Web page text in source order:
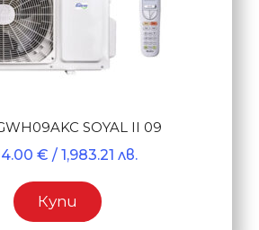
SOYAL II 09
€ / 1,983.21 лв.
Купи